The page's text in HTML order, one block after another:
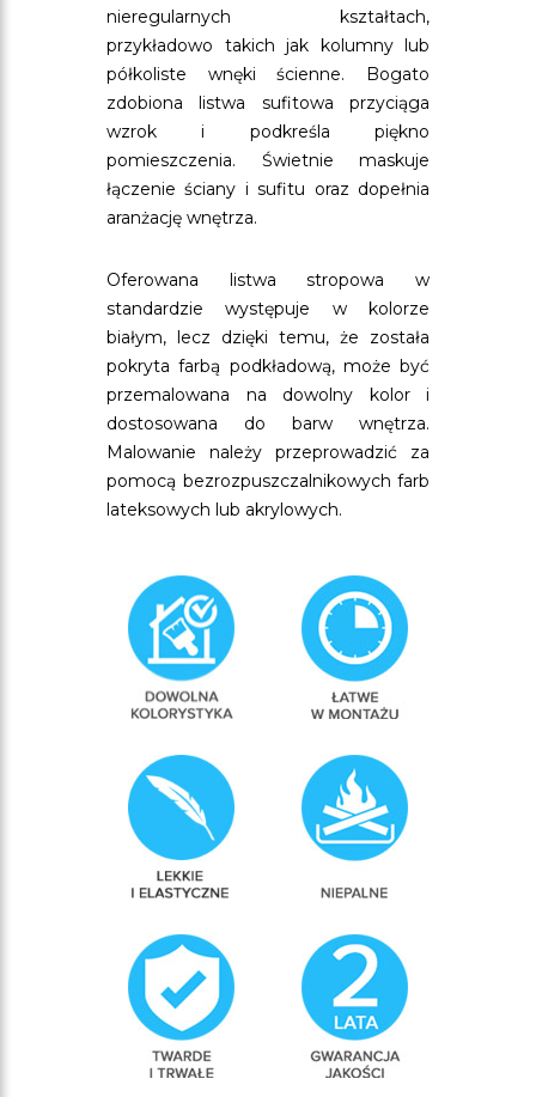
nieregularnych kształtach,
przykładowo takich jak kolumny lub
półkoliste wnęki ścienne. Bogato
zdobiona listwa sufitowa przyciąga
wzrok i podkreśla piękno
pomieszczenia. Świetnie maskuje
łączenie ściany i sufitu oraz dopełnia
aranżację wnętrza.
Oferowana listwa stropowa w
standardzie występuje w kolorze
białym, lecz dzięki temu, że została
pokryta farbą podkładową, może być
przemalowana na dowolny kolor i
dostosowana do barw wnętrza.
Malowanie należy przeprowadzić za
pomocą bezrozpuszczalnikowych farb
lateksowych lub akrylowych.